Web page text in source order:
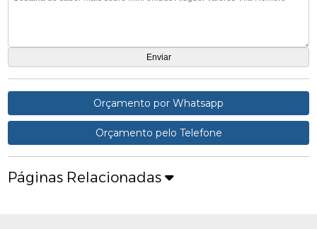
Orçamento por Whatsapp
Orçamento pelo Telefone
Páginas Relacionadas